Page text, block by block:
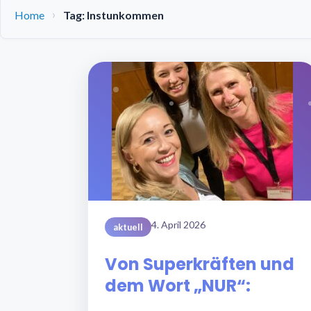
Home Tag: Instunkommen
aktuell 4. April 2026
Von Superkräften und
dem Wort „NUR“: